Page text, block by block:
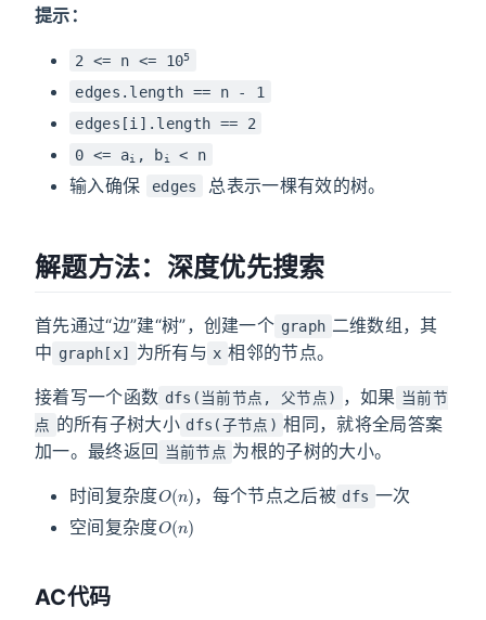
提示：
2 <= n <= 105
edges.length == n - 1
edges[i].length == 2
0 <= ai , bi < n
输入确保 edges 总表示一棵有效的树。
解题方法：深度优先搜索
首先通过“边”建“树”，创建一个 graph 二维数组，其
中 graph[x] 为所有与 x 相邻的节点。
接着写一个函数 dfs(当前节点, 父节点) ，如果 当前节
点 的所有子树大小 dfs(子节点) 相同，就将全局答案
加一。最终返回 当前节点 为根的子树的大小。
时间复杂度 ，每个节点之后被 dfs 一次
空间复杂度
O (n)
AC代码